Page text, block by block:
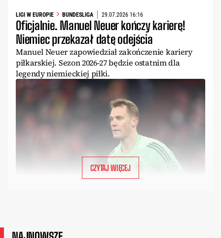
LIGI W EUROPIE BUNDESLIGA 29.07.2026 16:16
Oficjalnie. Manuel Neuer kończy karierę!
Niemiec przekazał datę odejścia
Manuel Neuer zapowiedział zakończenie kariery
piłkarskiej. Sezon 2026-27 będzie ostatnim dla
legendy niemieckiej piłki.
CZYTAJ WIĘCEJ